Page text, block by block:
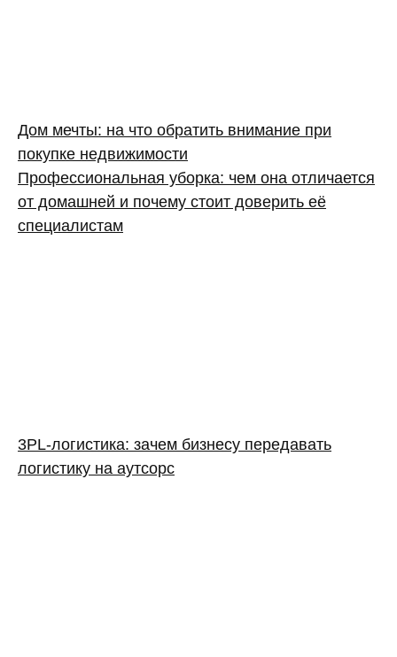
Дом мечты: на что обратить внимание при
покупке недвижимости
Профессиональная уборка: чем она отличается
от домашней и почему стоит доверить её
специалистам
3PL‑логистика: зачем бизнесу передавать
логистику на аутсорс